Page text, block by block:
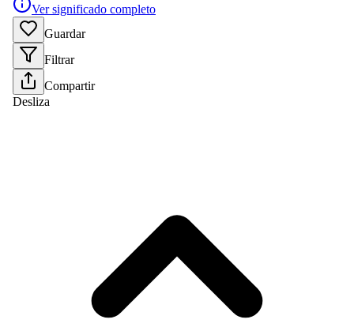
Ver significado completo
Guardar
Filtrar
Compartir
Desliza